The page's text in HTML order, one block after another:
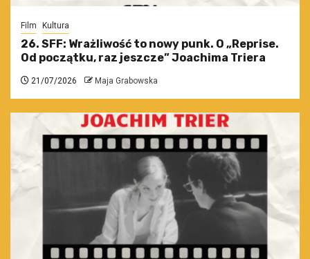
Film Kultura
26. SFF: Wrażliwość to nowy punk. O „Reprise.
Od początku, raz jeszcze” Joachima Triera
21/07/2026 Maja Grabowska